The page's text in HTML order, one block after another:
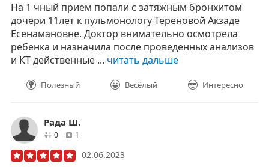
На 1 чный прием попали с затяжным бронхитом
дочери 11лет к пульмонологу Тереновой Акзаде
Есенамановне. Доктор внимательно осмотрела
ребенка и назначила после проведенных анализов
и КТ действенные ... читать дальше
Полезный Весёлый Интересно
Рада Ш.
0друзей1
02.06.2023